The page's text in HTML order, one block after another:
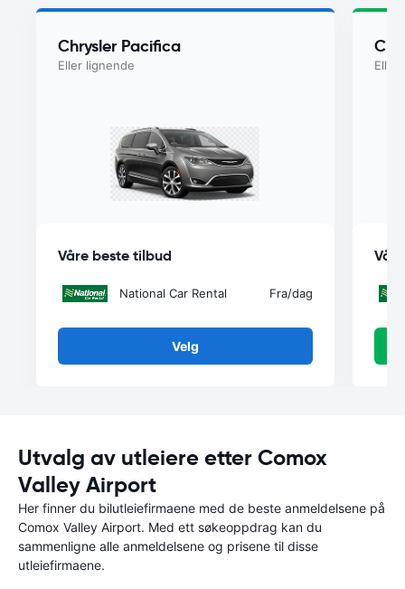
Chrysler Pacifica
Eller lignende
Våre beste tilbud
National Car Rental Fra/dag
Velg
Eller
Utvalg av utleiere etter Comox
Valley Airport
Her finner du bilutleiefirmaene med de beste anmeldelsene på
Comox Valley Airport. Med ett søkeoppdrag kan du
sammenligne alle anmeldelsene og prisene til disse
utleiefirmaene.